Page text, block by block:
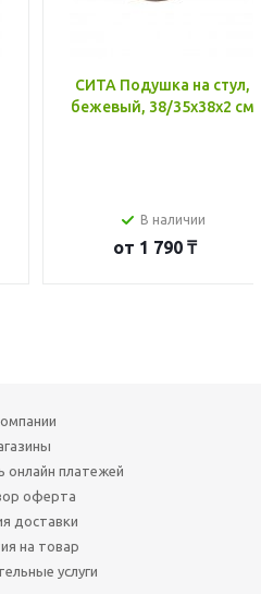
СИТА Подушка на стул,
бежевый, 38/35x38x2 см
В наличии
от 1 790 ₸
онлайн платежей
оферта
доставки
на товар
услуги